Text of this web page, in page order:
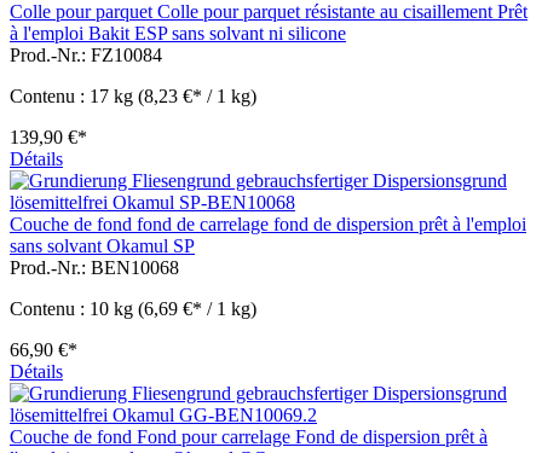
Colle pour parquet Colle pour parquet résistante au cisaillement Prêt
à l'emploi Bakit ESP sans solvant ni silicone
Prod.-Nr.: FZ10084
Contenu : 17 kg (8,23 €* / 1 kg)
139,90 €*
Détails
Couche de fond fond de carrelage fond de dispersion prêt à l'emploi
sans solvant Okamul SP
Prod.-Nr.: BEN10068
Contenu : 10 kg (6,69 €* / 1 kg)
66,90 €*
Détails
Couche de fond Fond pour carrelage Fond de dispersion prêt à